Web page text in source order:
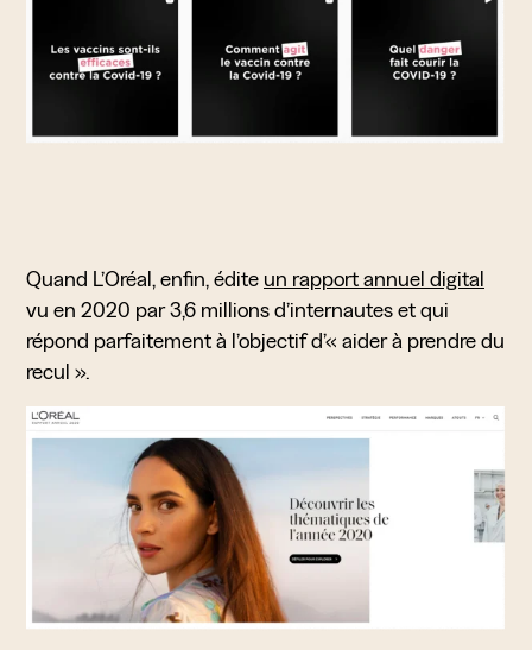
Quand L’Oréal, enfin, édite un rapport annuel digital
vu en 2020 par 3,6 millions d’internautes et qui
répond parfaitement à l’objectif d’« aider à prendre du
recul ».